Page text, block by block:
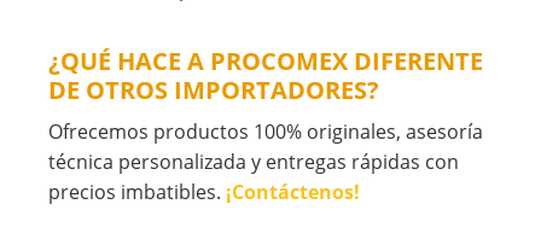
¿QUÉ HACE A PROCOMEX DIFERENTE
DE OTROS IMPORTADORES?
Ofrecemos productos 100% originales, asesoría
técnica personalizada y entregas rápidas con
precios imbatibles. ¡Contáctenos!